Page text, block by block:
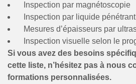
Inspection par magnétoscopie
Inspection par liquide pénétrant
Mesures d’épaisseurs par
Inspection visuelle selon le
Si vous avez des besoins
cette liste, n’hésitez pas à nous
formations personnalisées.